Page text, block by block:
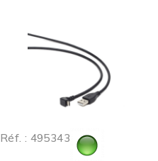
Réf. : 495343